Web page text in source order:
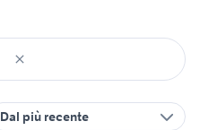
Dal più recente